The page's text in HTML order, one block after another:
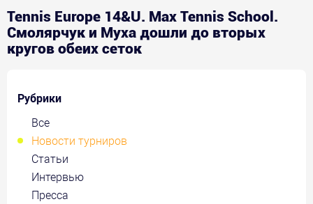
Tennis Europe 14&U. Max Tennis School.
Смолярчук и Муха дошли до вторых
кругов обеих сеток
Рубрики
Все
Новости турниров
Статьи
Интервью
Пресса